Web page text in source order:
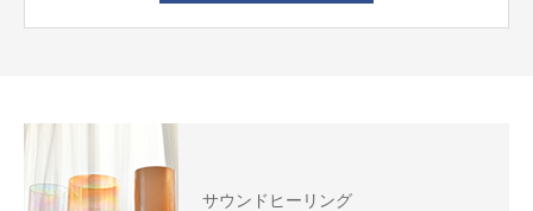
サウンドヒーリング